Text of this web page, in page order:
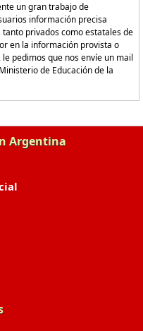
un gran trabajo de
información precisa
privados como estatales de
en la información provista o
pedimos que nos envíe un mail
de Educación de la
Argentina